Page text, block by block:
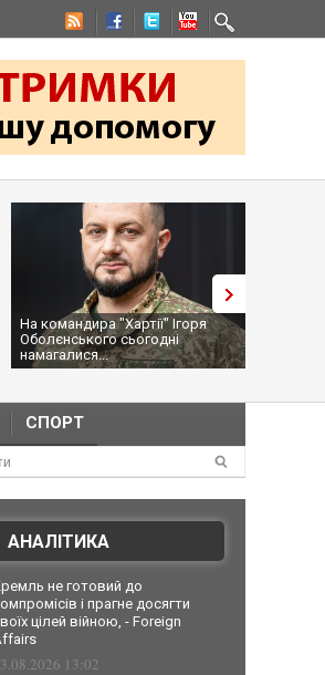
Трамп засумнівався щодо
дозволу Україні виробляти
ракети Pat...
СПОРТ
АНАЛІТИКА
не готовий до
і прагне досягти
цілей війною, - Foreign
13:02